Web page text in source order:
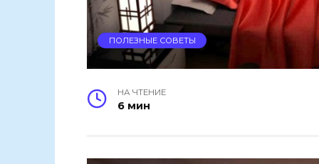
ПОЛЕЗНЫЕ СОВЕТЫ
НА ЧТЕНИЕ
6 мин